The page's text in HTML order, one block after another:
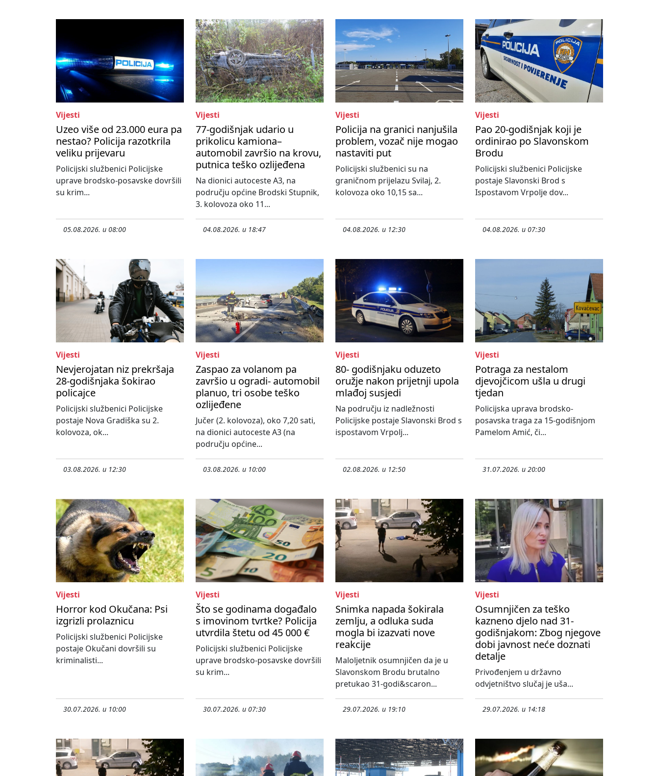
Vijesti
Uzeo više od 23.000 eura pa
nestao? Policija razotkrila
veliku prijevaru
Policijski službenici Policijske
uprave brodsko-posavske dovršili
su krim...
05.08.2026. u 08:00
Vijesti
77-godišnjak udario u
prikolicu kamiona–
automobil završio na krovu,
putnica teško ozlijeđena
Na dionici autoceste A3, na
području općine Brodski Stupnik,
3. kolovoza oko 11...
04.08.2026. u 18:47
Vijesti
Policija na granici nanjušila
problem, vozač nije mogao
nastaviti put
Policijski službenici su na
graničnom prijelazu Svilaj, 2.
kolovoza oko 10,15 sa...
04.08.2026. u 12:30
Vijesti
Pao 20-godišnjak koji je
ordinirao po Slavonskom
Brodu
Policijski službenici Policijske
postaje Slavonski Brod s
Ispostavom Vrpolje dov...
04.08.2026. u 07:30
Vijesti
Nevjerojatan niz prekršaja
28-godišnjaka šokirao
policajce
Policijski službenici Policijske
postaje Nova Gradiška su 2.
kolovoza, ok...
03.08.2026. u 12:30
Vijesti
Zaspao za volanom pa
završio u ogradi- automobil
planuo, tri osobe teško
ozlijeđene
Jučer (2. kolovoza), oko 7,20 sati,
na dionici autoceste A3 (na
području općine...
03.08.2026. u 10:00
Vijesti
80- godišnjaku oduzeto
oružje nakon prijetnji upola
mlađoj susjedi
Na području iz nadležnosti
Policijske postaje Slavonski Brod s
ispostavom Vrpolj...
02.08.2026. u 12:50
Vijesti
Potraga za nestalom
djevojčicom ušla u drugi
tjedan
Policijska uprava brodsko-
posavska traga za 15-godišnjom
Pamelom Amić, či...
31.07.2026. u 20:00
Vijesti
Horror kod Okučana: Psi
izgrizli prolaznicu
Policijski službenici Policijske
postaje Okučani dovršili su
kriminalisti...
30.07.2026. u 10:00
Vijesti
Što se godinama događalo
s imovinom tvrtke? Policija
utvrdila štetu od 45 000 €
Policijski službenici Policijske
uprave brodsko-posavske dovršili
su krim...
30.07.2026. u 07:30
Vijesti
Snimka napada šokirala
zemlju, a odluka suda
mogla bi izazvati nove
reakcije
Maloljetnik osumnjičen da je u
Slavonskom Brodu brutalno
pretukao 31-godi&scaron...
29.07.2026. u 19:10
Vijesti
Osumnjičen za teško
kazneno djelo nad 31-
godišnjakom: Zbog njegove
dobi javnost neće doznati
detalje
Privođenjem u državno
odvjetništvo slučaj je uša...
29.07.2026. u 14:18